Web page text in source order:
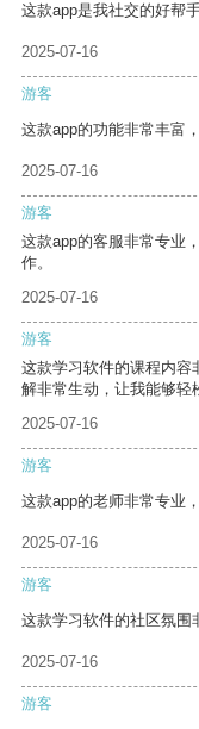
这款app是我社交的好帮
2025-07-16
游客
这款app的功能非常丰富
2025-07-16
游客
这款app的客服非常专业
作。
2025-07-16
游客
这款学习软件的课程内容
解非常生动，让我能够轻
2025-07-16
游客
这款app的老师非常专业
2025-07-16
游客
这款学习软件的社区氛围
2025-07-16
游客